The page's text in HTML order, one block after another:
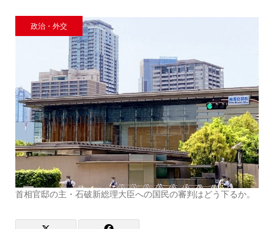
首相官邸の主・石破新総理大臣への国民の審判はどう下るか。
政治・外交